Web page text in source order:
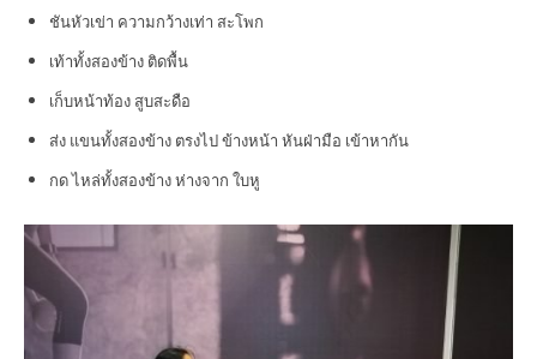
ชันหัวเข่า ความกว้างเท่า สะโพก
เท้าทั้งสองข้าง ติดพื้น
เก็บหน้าท้อง สูบสะดือ
ส่ง แขนทั้งสองข้าง ตรงไป ข้างหน้า หันฝ่ามือ เข้าหากัน
กด ไหล่ทั้งสองข้าง ห่างจาก ใบหู